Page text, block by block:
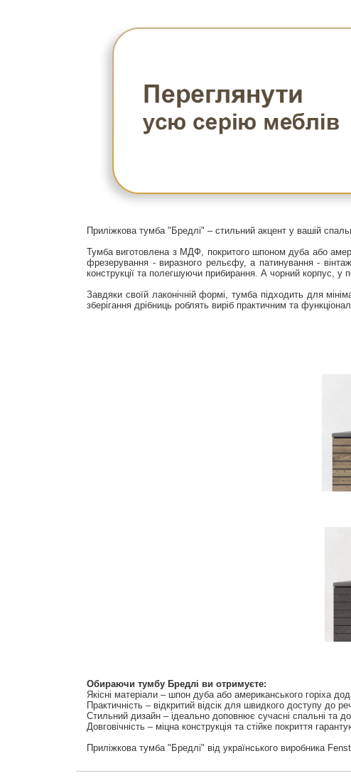
Приліжкова тумба "Бредлі" – стильний акцент у вашій
Тумба виготовлена з МДФ, покритого шпоном дуба або
фрезерування - виразного рельєфу, а патинування -
конструкції та полегшуючи прибирання. А чорний корпус,
Завдяки своїй лаконічній формі, тумба підходить для
зберігання дрібниць роблять виріб практичним та
Обираючи тумбу Бредлі ви отримуєте:
Якісні матеріали – шпон дуба або американського горіха
Практичність – відкритий відсік для швидкого доступу до
Стильний дизайн – ідеально доповнює сучасні спальні та
Довговічність – міцна конструкція та стійке покриття
Приліжкова тумба "Бредлі" від українського виробника